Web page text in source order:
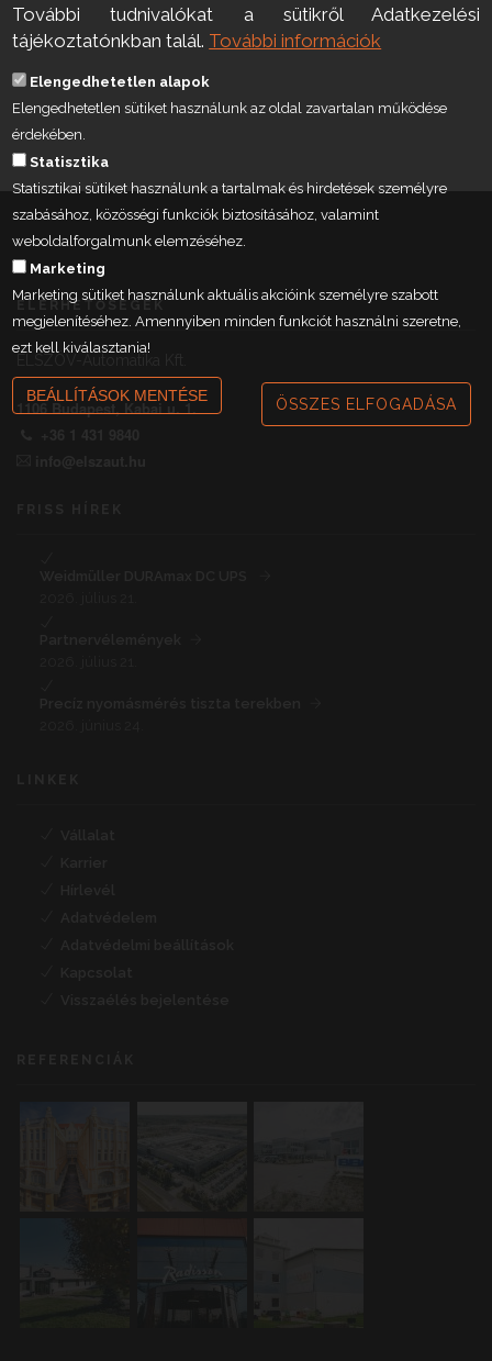
ELÉRHETŐSÉGEK
1106 Budapest, Kabai u. 1.
További tudnivalókat a sütikről Adatkezelési
tájékoztatónkban talál. További információk
Elengedhetetlen alapok
Elengedhetetlen sütiket használunk az oldal zavartalan működése
érdekében.
Statisztika
Statisztikai sütiket használunk a tartalmak és hirdetések személyre
szabásához, közösségi funkciók biztosításához, valamint
weboldalforgalmunk elemzéséhez.
Marketing
Marketing sütiket használunk aktuális akcióink személyre szabott
megjelenítéséhez. Amennyiben minden funkciót használni szeretne,
ezt kell kiválasztania!
BEÁLLÍTÁSOK MENTÉSE ÖSSZES ELFOGADÁSA